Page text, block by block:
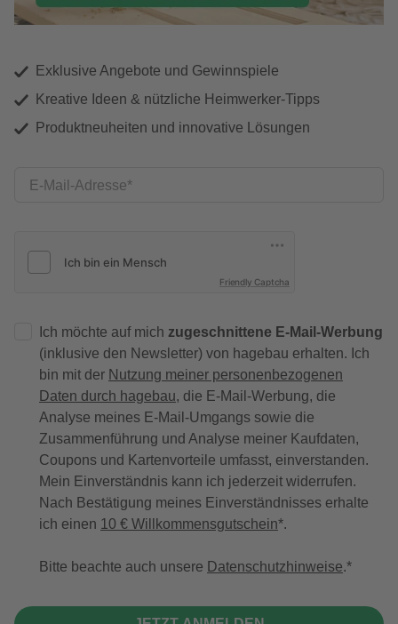
Exklusive Angebote und Gewinnspiele
Kreative Ideen & nützliche Heimwerker-Tipps
Produktneuheiten und innovative Lösungen
E-Mail-Adresse
Friendly Captcha
Ich möchte auf mich zugeschnittene E-Mail-Werbung
(inklusive den Newsletter) von hagebau erhalten. Ich
bin mit der Nutzung meiner personenbezogenen
Daten durch hagebau, die E-Mail-Werbung, die
Analyse meines E-Mail-Umgangs sowie die
Zusammenführung und Analyse meiner Kaufdaten,
Coupons und Kartenvorteile umfasst, einverstanden.
Mein Einverständnis kann ich jederzeit widerrufen.
Nach Bestätigung meines Einverständnisses erhalte
ich einen 10 € Willkommensgutschein*.
Bitte beachte auch unsere Datenschutzhinweise.